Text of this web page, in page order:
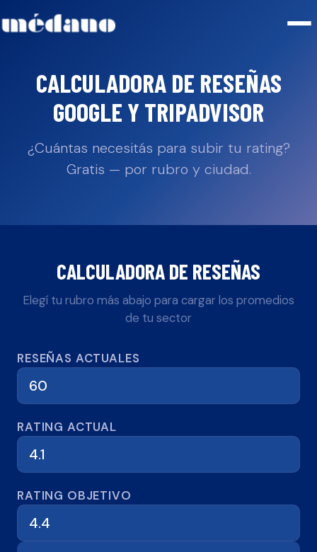
CALCULADORA DE RESEÑAS
GOOGLE Y TRIPADVISOR
¿Cuántas necesitás para subir tu rating?
Gratis — por rubro y ciudad.
CALCULADORA DE RESEÑAS
Elegí tu rubro más abajo para cargar los promedios
de tu sector
RESEÑAS ACTUALES
RATING ACTUAL
RATING OBJETIVO